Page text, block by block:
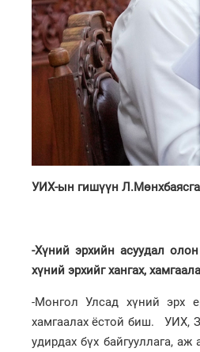
УИХ-ын гишүүн
-Хүний эрхийн асуудал
хүний эрхийг хангах,
-Монгол Улсад хүний эрх
хамгаалах ёстой биш. УИХ,
удирдах бүх байгууллага,